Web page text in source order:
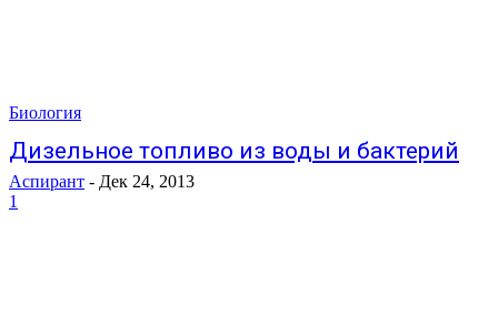
Биология
Дизельное топливо из воды и бактерий
Аспирант - Дек 24, 2013
1